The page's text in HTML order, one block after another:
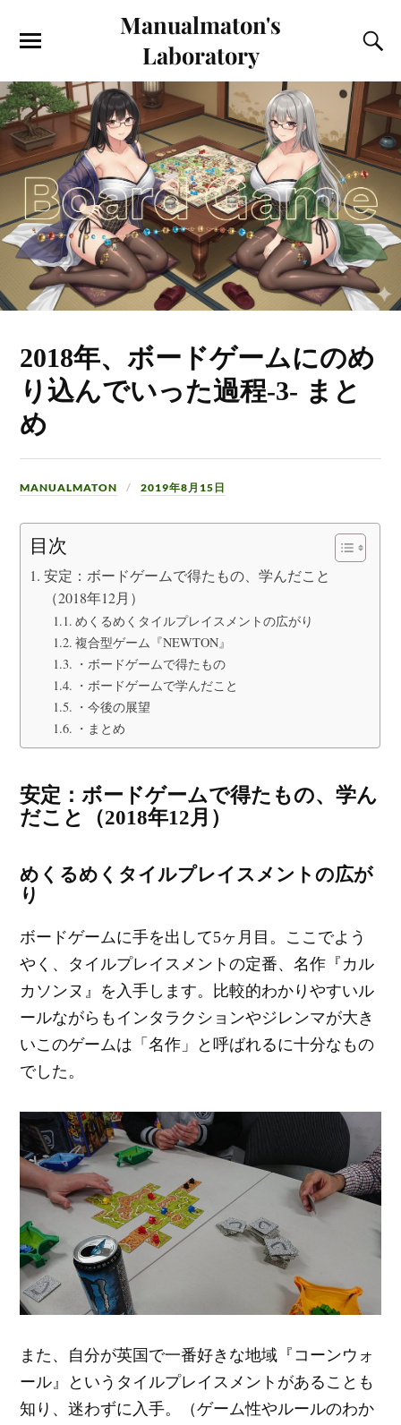
Manualmaton's
Laboratory
2018年、ボードゲームにのめ
り込んでいった過程-3- まと
め
MANUALMATON 2019年8月15日
目次
安定：ボードゲームで得たもの、学んだこと
（2018年12月）
めくるめくタイルプレイスメントの広がり
複合型ゲーム『NEWTON』
・ボードゲームで得たもの
・ボードゲームで学んだこと
・今後の展望
・まとめ
安定：ボードゲームで得たもの、学ん
だこと（2018年12月）
めくるめくタイルプレイスメントの広が
り
ボードゲームに手を出して5ヶ月目。ここでよう
やく、タイルプレイスメントの定番、名作『カル
カソンヌ』を入手します。比較的わかりやすいル
ールながらもインタラクションやジレンマが大き
いこのゲームは「名作」と呼ばれるに十分なもの
でした。
また、自分が英国で一番好きな地域『コーンウォ
ール』というタイルプレイスメントがあることも
知り、迷わずに入手。（ゲーム性やルールのわか